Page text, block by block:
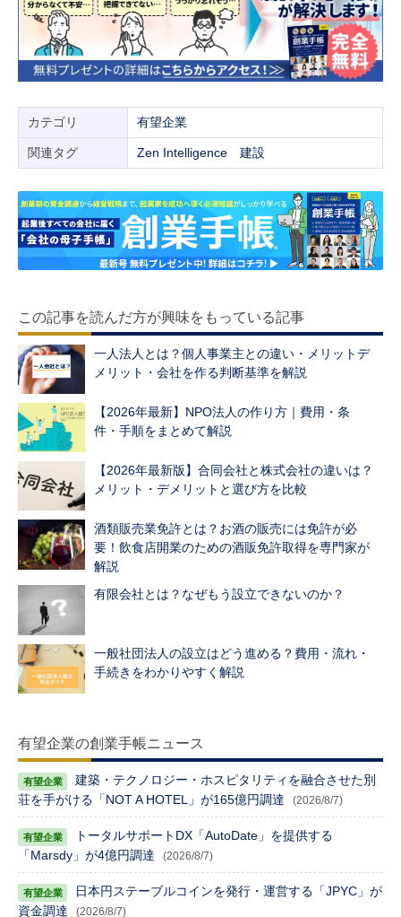
カテゴリ 有望企業
関連タグ Zen Intelligence 建設
この記事を読んだ方が興味をもっている記事
一人法人とは？個人事業主との違い・メリットデ
メリット・会社を作る判断基準を解説
【2026年最新】NPO法人の作り方｜費用・条
件・手順をまとめて解説
【2026年最新版】合同会社と株式会社の違いは？
メリット・デメリットと選び方を比較
酒類販売業免許とは？お酒の販売には免許が必
要！飲食店開業のための酒販免許取得を専門家が
解説
有限会社とは？なぜもう設立できないのか？
一般社団法人の設立はどう進める？費用・流れ・
手続きをわかりやすく解説
有望企業の創業手帳ニュース
建築・テクノロジー・ホスピタリティを融合させた別
荘を手がける「NOT A HOTEL」が165億円調達
(2026/8/7)
トータルサポートDX「AutoDate」を提供する
「Marsdy」が4億円調達
(2026/8/7)
日本円ステーブルコインを発行・運営する「JPYC」が
資金調達
(2026/8/7)